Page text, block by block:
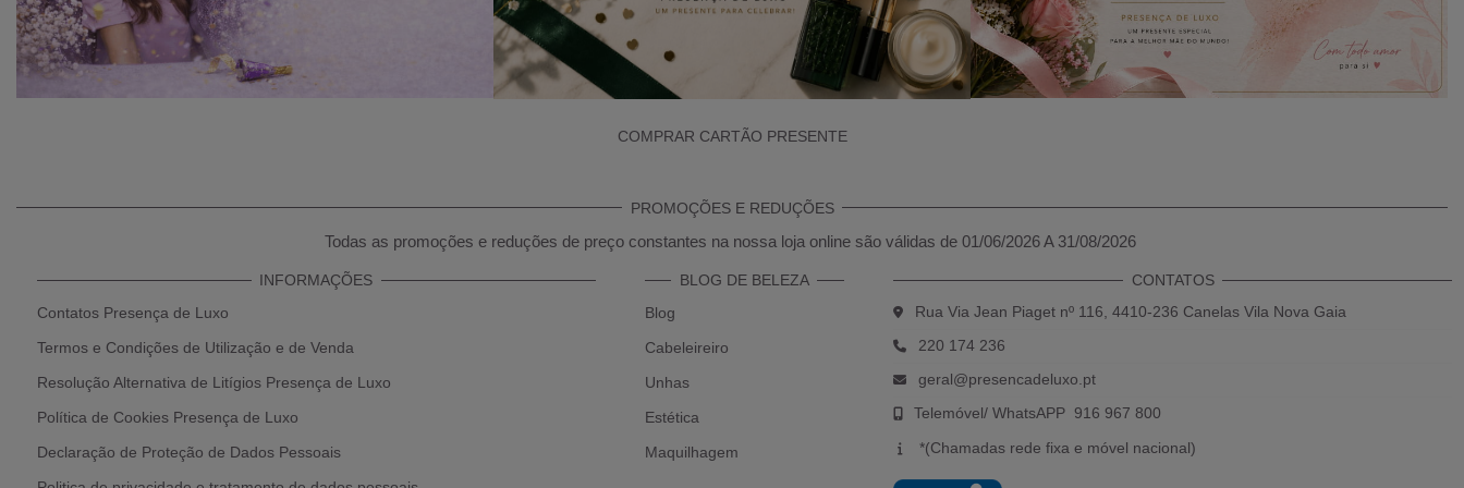
COMPRAR CARTÃO PRESENTE
PROMOÇÕES E REDUÇÕES
Todas as promoções e reduções de preço constantes na nossa loja online são válidas de 01/06/2026 A 31/08/2026
INFORMAÇÕES
Contatos Presença de Luxo
Termos e Condições de Utilização e de Venda
Resolução Alternativa de Litígios Presença de Luxo
Política de Cookies Presença de Luxo
Declaração de Proteção de Dados Pessoais
BLOG DE BELEZA
Blog
Cabeleireiro
Unhas
Estética
Maquilhagem
CONTATOS
Rua Via Jean Piaget nº 116, 4410-236 Canelas Vila Nova Gaia
220 174 236
geral@presencadeluxo.pt
Telemóvel/ WhatsAPP 916 967 800
*(Chamadas rede fixa e móvel nacional)